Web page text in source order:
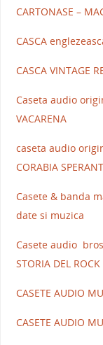
CARTONASE –
CASCA
CASCA VINTAGE
Caseta audio
VACARENA
caseta audio
CORABIA
Casete & banda
date si muzica
Casete audio
STORIA DEL ROCK
CASETE AUDIO
CASETE AUDIO